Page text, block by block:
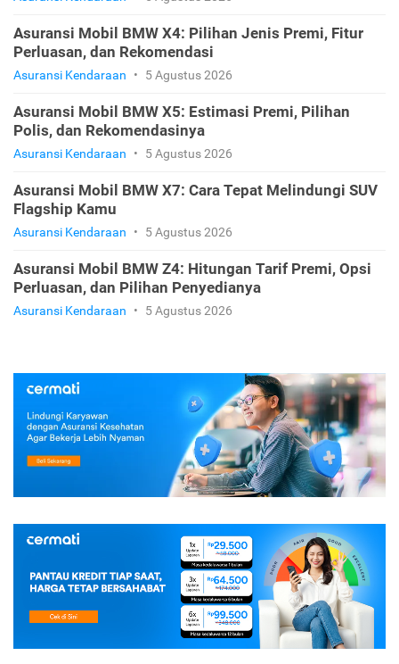
Asuransi Mobil BMW X4: Pilihan Jenis Premi, Fitur
Perluasan, dan Rekomendasi
Asuransi Kendaraan • 5 Agustus 2026
Asuransi Mobil BMW X5: Estimasi Premi, Pilihan
Polis, dan Rekomendasinya
Asuransi Kendaraan • 5 Agustus 2026
Asuransi Mobil BMW X7: Cara Tepat Melindungi SUV
Flagship Kamu
Asuransi Kendaraan • 5 Agustus 2026
Asuransi Mobil BMW Z4: Hitungan Tarif Premi, Opsi
Perluasan, dan Pilihan Penyedianya
Asuransi Kendaraan • 5 Agustus 2026